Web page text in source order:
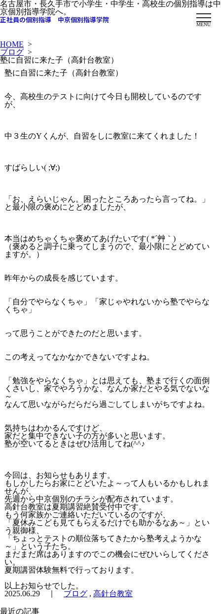
名古屋市・長久手市で小学生・中学生・高校生の個別指導は中
京個別指導学院へ。
正社員の個別指導 中京個別指導学院
MENU
HOME >
ブログ >
塾に自習に来た子（高針台教室）
塾に自習に来た子（高針台教室）
今、高校生のテストに向けて今日も開校しているのです
が、
中３生のYくんが、自習をしに教室に来てくれました！
すばらしい( ;∀;)
「お、えらいじゃん。困ったところあったら言ってね。」
と最小限の褒めにとどめましたが、
本当はめちゃくちゃ褒めてあげたいです( *´艸｀)
（褒めると調子に乗ってしまうので、最小限にとどめてい
ますが。）
昨年からの成長を感じています。
「自分でやらなくちゃ」「家じゃやれないから塾でやらな
くちゃ」
って思うことができたのだと思います。
この考えってなかなかできないですよね。
「勉強をやらなくちゃ」とは思えても、塾まで行くの面倒
くさいし、家でやろうかな、なんか家だとやる気でないな
～
なんて思いながらだらだら過ごしてしまいがちですよね。
気持ちはわかるんですけど、
家だと集中できない子の方が多いと思います。
塾が空いてるときはぜひ活用してね(^^♪
今回は、お知らせもあります。
もしかしたらお家にとどいたよ～って人もいるかもしれま
せんが、
先週から中京個別のチラシが配布されています。
高針台教室は夏期講習絶賛受付中です。
もう何家族かご連絡いただいているのですが、
「夏休みこども見てもらえるだけでも助かるなあ～」とい
う親御様、
「ちょっとテストの順位落ちてきたから塾考えようかな
～」という子たち。
まだまだ席はありますのでこの機会にぜひいらしてくださ
い。
夏期講習体験無料で行っております。
以上お知らせでした。
2025.06.29 ｜ ブログ, 高針台教室
最近の記事